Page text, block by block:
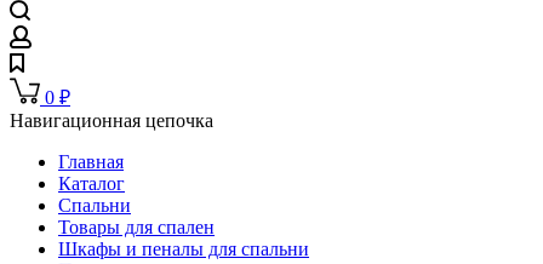
0 ₽
Навигационная цепочка
Главная
Каталог
Спальни
Товары для спален
Шкафы и пеналы для спальни